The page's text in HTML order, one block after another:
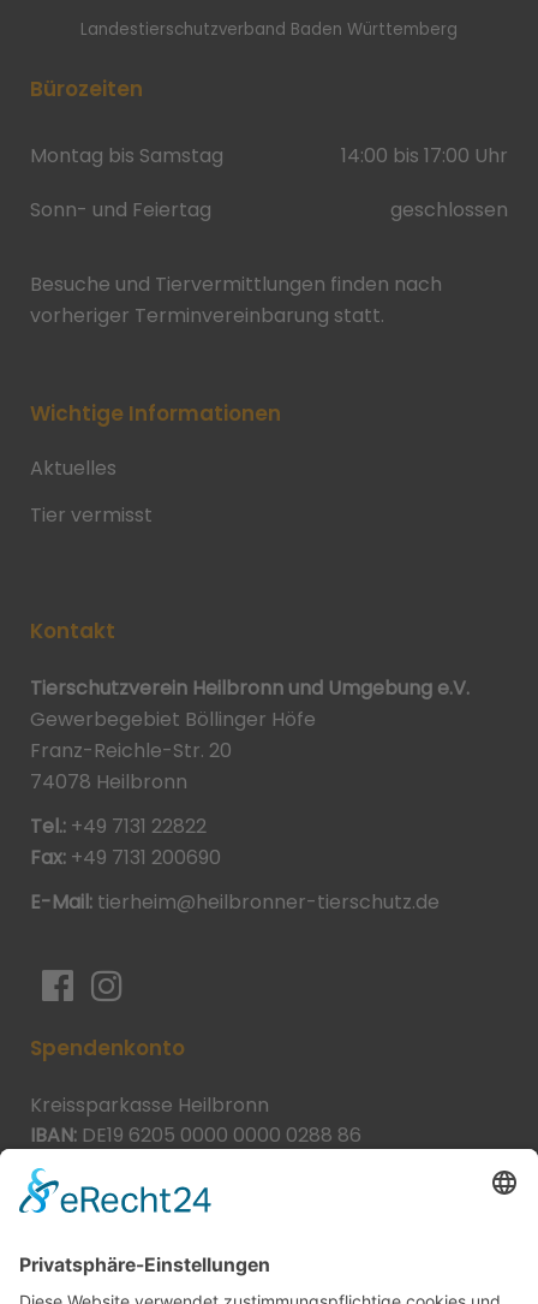
Landestierschutzverband Baden Württemberg
Bürozeiten
Montag bis Samstag
14:00 bis 17:00 Uhr
Sonn- und Feiertag
geschlossen
Besuche und Tiervermittlungen finden nach
vorheriger Terminvereinbarung statt.
Wichtige Informationen
Aktuelles
Tier vermisst
Kontakt
Tierschutzverein Heilbronn und Umgebung e.V.
Gewerbegebiet Böllinger Höfe
Franz-Reichle-Str. 20
74078 Heilbronn
Tel.: +49 7131 22822
Fax: +49 7131 200690
E-Mail: tierheim@heilbronner-tierschutz.de
Spendenkonto
Kreissparkasse Heilbronn
IBAN: DE19 6205 0000 0000 0288 86
BIC:
Spende direkt via PayPal